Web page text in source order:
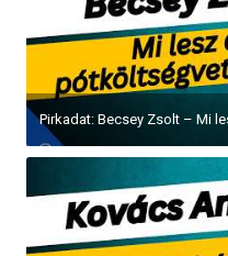
Pirkadat: Becsey Zsolt – Mi